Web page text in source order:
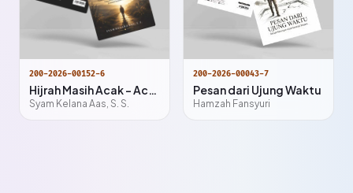
200-2026-00152-6
Hijrah Masih Acak - Acakan
Syam Kelana Aas, S. S.
200-2026-00043-7
Pesan dari Ujung Waktu
Hamzah Fansyuri